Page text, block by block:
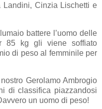
Landini, Cinzia Lischetti e
battere l’uomo delle
85 kg gli viene soffiato
di peso al femminile per
Gerolamo Ambrogio
di classifica piazzandosi
un uomo di peso!